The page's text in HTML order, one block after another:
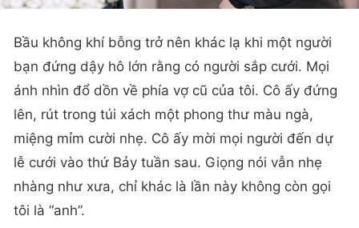
Bầu không khí bỗng trở nên khác lạ khi một người
bạn đứng dậy hô lớn rằng có người sắp cưới. Mọi
ánh nhìn đổ dồn về phía vợ cũ của tôi. Cô ấy đứng
lên, rút trong túi xách một phong thư màu ngà,
miệng mỉm cười nhẹ. Cô ấy mời mọi người đến dự
lễ cưới vào thứ Bảy tuần sau. Giọng nói vẫn nhẹ
nhàng như xưa, chỉ khác là lần này không còn gọi
tôi là “anh”.